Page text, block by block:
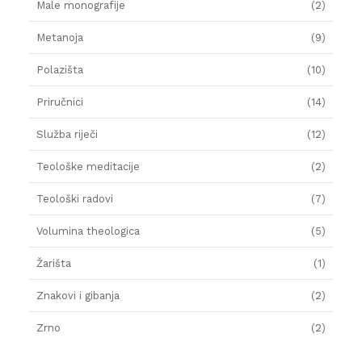
Male monografije (2)
Metanoja (9)
Polazišta (10)
Priručnici (14)
Služba riječi (12)
Teološke meditacije (2)
Teološki radovi (7)
Volumina theologica (5)
Žarišta (1)
Znakovi i gibanja (2)
Zrno (2)